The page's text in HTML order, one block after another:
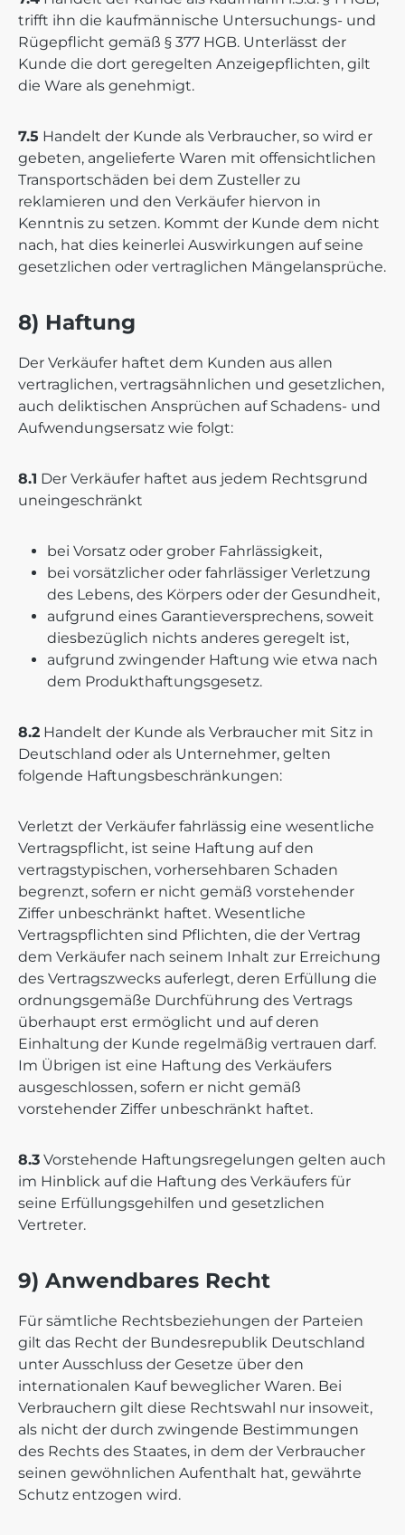
trifft ihn die kaufmännische Untersuchungs- und
Rügepflicht gemäß § 377 HGB. Unterlässt der
Kunde die dort geregelten Anzeigepflichten, gilt
die Ware als genehmigt.
7.5 Handelt der Kunde als Verbraucher, so wird er
gebeten, angelieferte Waren mit offensichtlichen
Transportschäden bei dem Zusteller zu
reklamieren und den Verkäufer hiervon in
Kenntnis zu setzen. Kommt der Kunde dem nicht
nach, hat dies keinerlei Auswirkungen auf seine
gesetzlichen oder vertraglichen Mängelansprüche.
8) Haftung
Der Verkäufer haftet dem Kunden aus allen
vertraglichen, vertragsähnlichen und gesetzlichen,
auch deliktischen Ansprüchen auf Schadens- und
Aufwendungsersatz wie folgt:
8.1 Der Verkäufer haftet aus jedem Rechtsgrund
uneingeschränkt
bei Vorsatz oder grober Fahrlässigkeit,
bei vorsätzlicher oder fahrlässiger Verletzung
des Lebens, des Körpers oder der Gesundheit,
aufgrund eines Garantieversprechens, soweit
diesbezüglich nichts anderes geregelt ist,
aufgrund zwingender Haftung wie etwa nach
dem Produkthaftungsgesetz.
8.2 Handelt der Kunde als Verbraucher mit Sitz in
Deutschland oder als Unternehmer, gelten
folgende Haftungsbeschränkungen:
Verletzt der Verkäufer fahrlässig eine wesentliche
Vertragspflicht, ist seine Haftung auf den
vertragstypischen, vorhersehbaren Schaden
begrenzt, sofern er nicht gemäß vorstehender
Ziffer unbeschränkt haftet. Wesentliche
Vertragspflichten sind Pflichten, die der Vertrag
dem Verkäufer nach seinem Inhalt zur Erreichung
des Vertragszwecks auferlegt, deren Erfüllung die
ordnungsgemäße Durchführung des Vertrags
überhaupt erst ermöglicht und auf deren
Einhaltung der Kunde regelmäßig vertrauen darf.
Im Übrigen ist eine Haftung des Verkäufers
ausgeschlossen, sofern er nicht gemäß
vorstehender Ziffer unbeschränkt haftet.
8.3 Vorstehende Haftungsregelungen gelten auch
im Hinblick auf die Haftung des Verkäufers für
seine Erfüllungsgehilfen und gesetzlichen
Vertreter.
9) Anwendbares Recht
Für sämtliche Rechtsbeziehungen der Parteien
gilt das Recht der Bundesrepublik Deutschland
unter Ausschluss der Gesetze über den
internationalen Kauf beweglicher Waren. Bei
Verbrauchern gilt diese Rechtswahl nur insoweit,
als nicht der durch zwingende Bestimmungen
des Rechts des Staates, in dem der Verbraucher
seinen gewöhnlichen Aufenthalt hat, gewährte
Schutz entzogen wird.